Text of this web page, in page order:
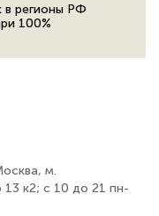
в регионы РФ
100%
м.
13 к2; с 10 до 21 пн-